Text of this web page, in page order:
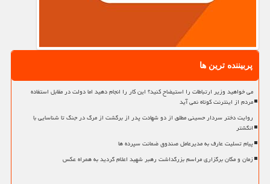
پربیننده ترین ها
می خواهید وزیر ارتباطات را استیضاح کنید؟ این کار را انجام دهید اما دولت در مقابل استفاده
مردم از اینترنت کوتاه نمی آید
روایت دختر سردار حسینی مطلق از دو شهادت پدر از برگشت از مرگ در جنگ تا شناسایی با
انگشتر
پیام تسلیت عارف به مدیرعامل صندوق ضمانت سپرده ها
زمان و مکان برگزاری مراسم بزرگداشت رهبر شهید اعلام گردید به همراه عکس